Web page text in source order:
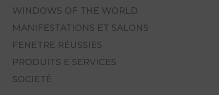
WINDOWS OF THE WORLD
MANIFESTATIONS ET SALONS
FENETRE RÉUSSIES
PRODUITS E SERVICES
SOCIETÈ